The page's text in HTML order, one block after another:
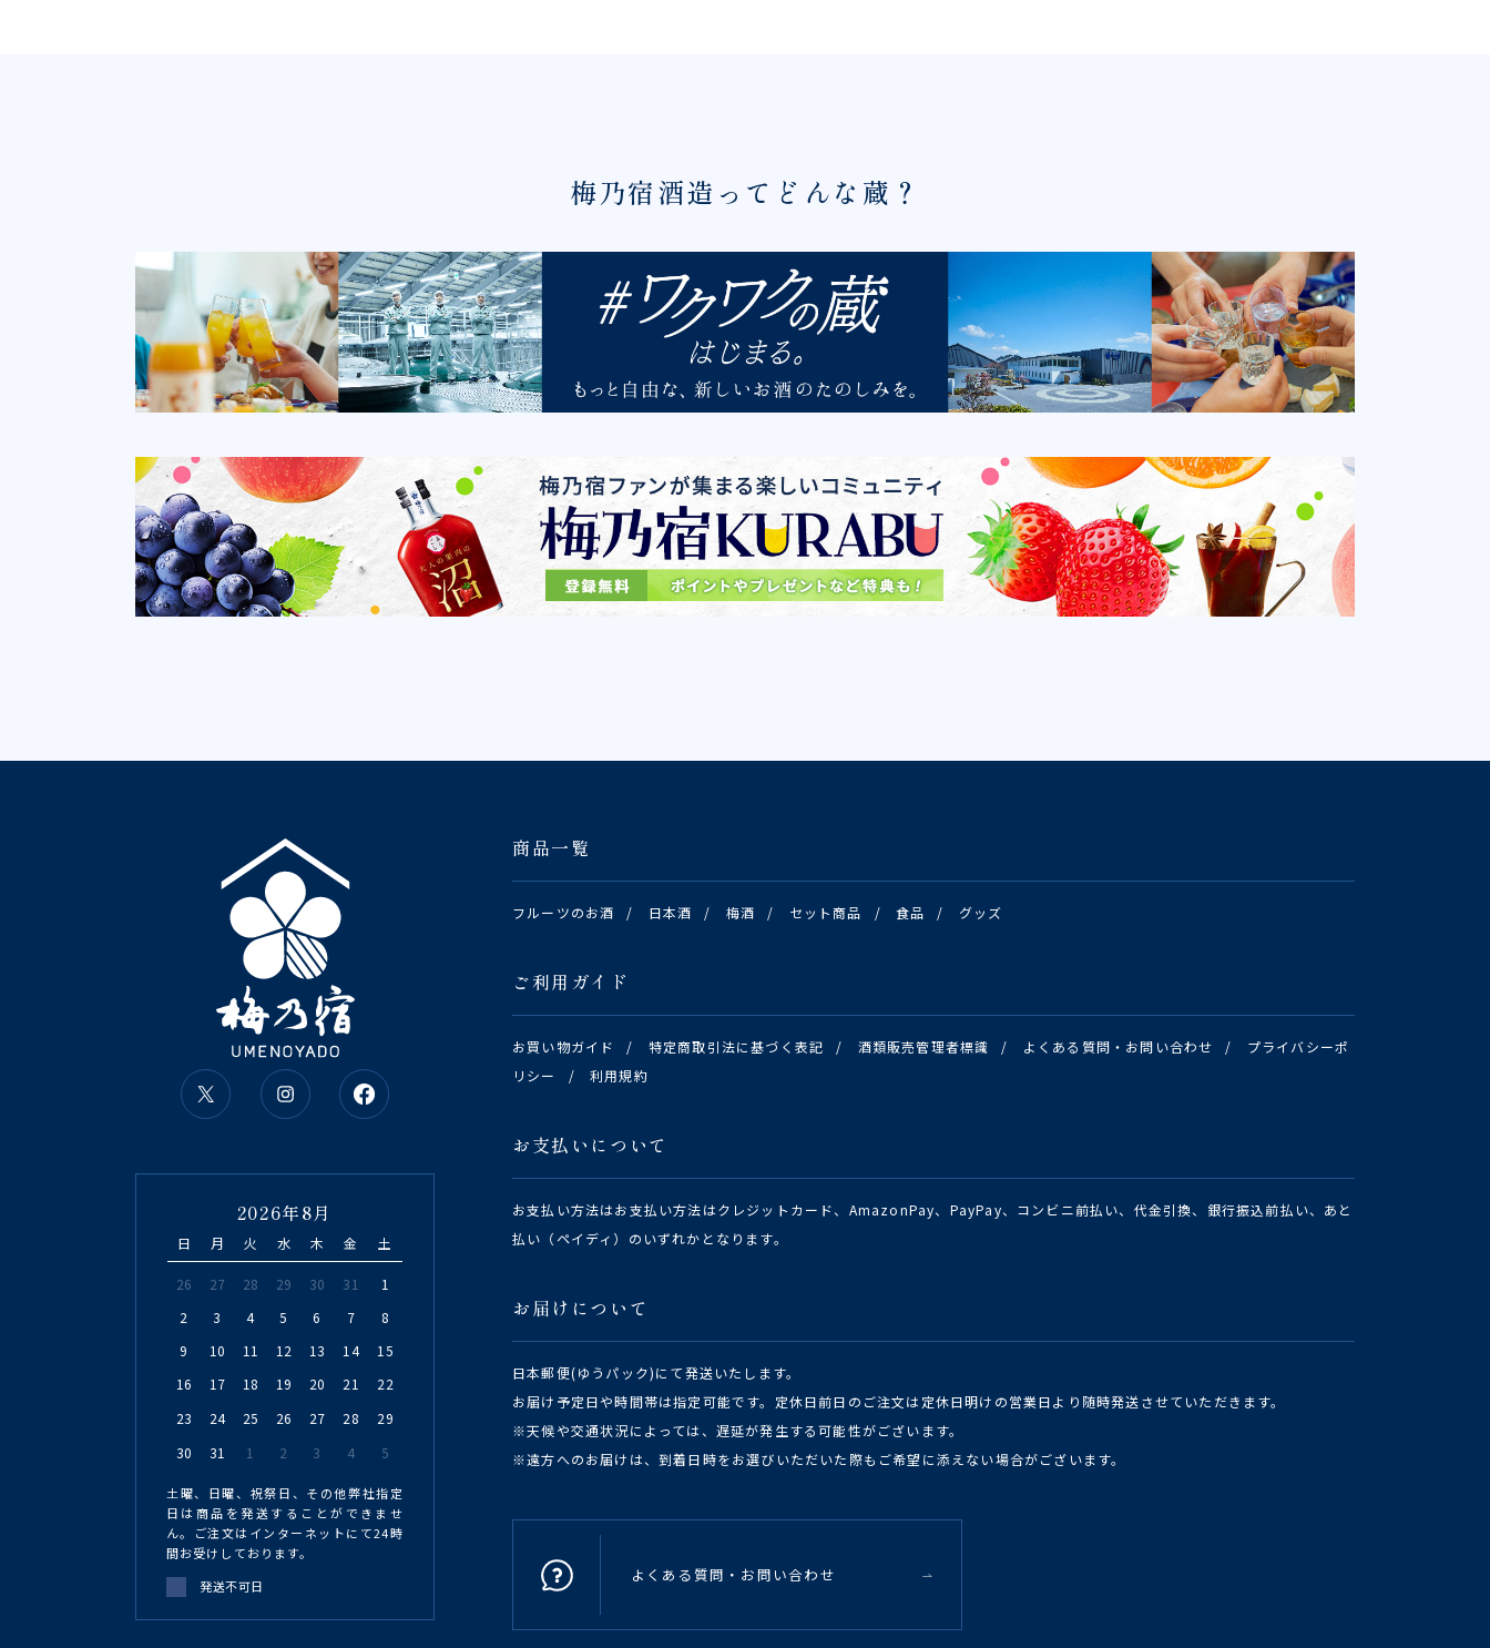
梅乃宿酒造ってどんな蔵？
商品一覧
フルーツのお酒 / 日本酒 / 梅酒 / セット商品 / 食品 / グッズ
ご利用ガイド
お買い物ガイド / 特定商取引法に基づく表記 / 酒類販売管理者標識 / よくある質問・お問い合わせ /
プライバシーポ
リシー
/ 利用規約
お支払いについて
お支払い方法はお支払い方法はクレジットカード、AmazonPay、PayPay、コンビニ前払い、代金引換、銀行振込前払い、あと
払い（ペイディ）のいずれかとなります。
お届けについて
日本郵便(ゆうパック)にて発送いたします。
お届け予定日や時間帯は指定可能です。定休日前日のご注文は定休日明けの営業日より随時発送させていただきます。
※天候や交通状況によっては、遅延が発生する可能性がございます。
※遠方へのお届けは、到着日時をお選びいただいた際もご希望に添えない場合がございます。
よくある質問・お問い合わせ
2026年8月
日 月 火 水 木 金 土
26 27 28 29 30 31
1
2
3 4 5 6 7
8
9
10 11 12 13 14
15
16
17 18 19 20 21
22
23
24 25 26 27 28
29
30
31 1 2 3 4 5
土曜、日曜、祝祭日、その他弊社指定
日は商品を発送することができませ
ん。ご注文はインターネットにて24時
間お受けしております。
発送不可日